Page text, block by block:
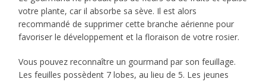
votre plante, car il absorbe sa sève. Il est alors
recommandé de supprimer cette branche aérienne pour
favoriser le développement et la floraison de votre rosier.
Vous pouvez reconnaître un gourmand par son feuillage.
Les feuilles possèdent 7 lobes, au lieu de 5. Les jeunes